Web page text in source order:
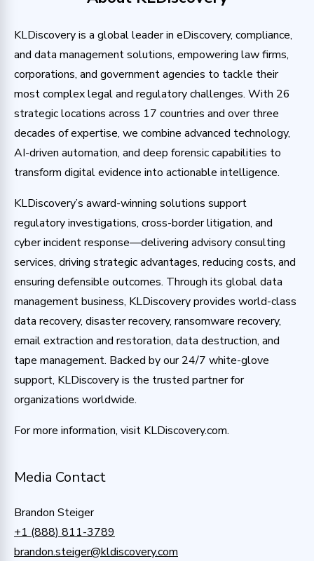
KLDiscovery is a global leader in eDiscovery, compliance,
and data management solutions, empowering law firms,
corporations, and government agencies to tackle their
most complex legal and regulatory challenges. With 26
strategic locations across 17 countries and over three
decades of expertise, we combine advanced technology,
AI-driven automation, and deep forensic capabilities to
transform digital evidence into actionable intelligence.
KLDiscovery’s award-winning solutions support
regulatory investigations, cross-border litigation, and
cyber incident response—delivering advisory consulting
services, driving strategic advantages, reducing costs, and
ensuring defensible outcomes. Through its global data
management business, KLDiscovery provides world-class
data recovery, disaster recovery, ransomware recovery,
email extraction and restoration, data destruction, and
tape management. Backed by our 24/7 white-glove
support, KLDiscovery is the trusted partner for
organizations worldwide.
For more information, visit KLDiscovery.com.
Media Contact
Brandon Steiger
+1 (888) 811-3789
brandon.steiger@kldiscovery.com